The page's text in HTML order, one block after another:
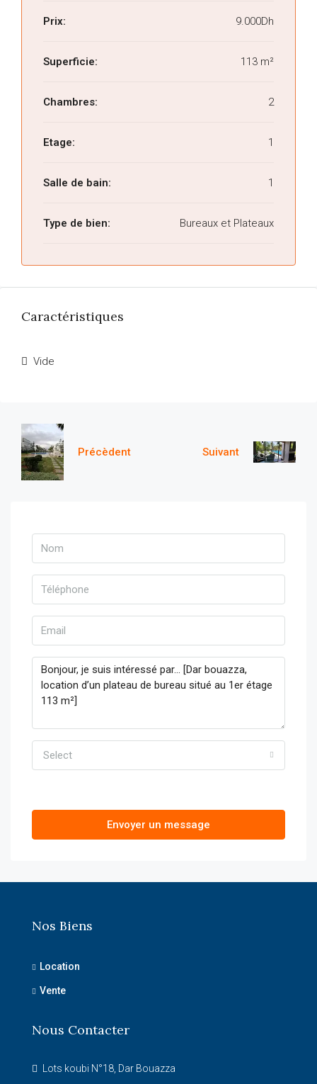
Prix: 9.000Dh
Superficie: 113 m²
Chambres: 2
Etage: 1
Salle de bain: 1
Type de bien: Bureaux et Plateaux
Caractéristiques
Vide
Précèdent Suivant
Select
Envoyer un message
Nos Biens
Location
Vente
Nous Contacter
Lots koubi N°18, Dar Bouazza